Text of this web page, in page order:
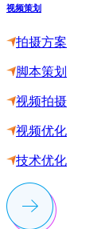
视频策划
拍摄方案
脚本策划
视频拍摄
视频优化
技术优化